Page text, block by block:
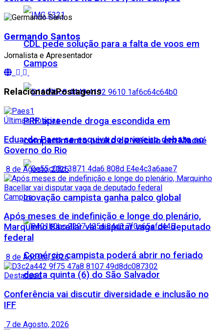
CDL pede solução para a falta de voos em
Campos
PRF apreende droga escondida em
compartimento oculto de veículo em Macaé
Inovação campista ganha palco global
Comércio campista poderá abrir no feriado
desta quinta (6) do São Salvador
Germando Santos
Jornalista e Apresentador
RelacionadaPostagens
Últimas Notícias
Eduardo Paes se esquiva do primeiro debate ao
Governo do Rio
8 de Agosto, 2026
Campos
Após meses de indefinição e longe do plenário,
Marquinho Bacellar vai disputar vaga de deputado
federal
8 de Agosto, 2026
Destaques
Conferência vai discutir diversidade e inclusão no
IFF
7 de Agosto, 2026